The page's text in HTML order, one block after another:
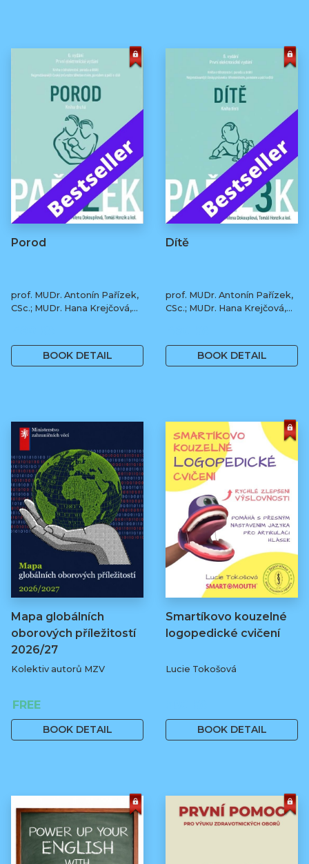
Porod
prof. MUDr. Antonín Pařízek,
CSc.; MUDr. Hana Krejčová,
Tomáš Honzík, Ph.D. a kol.
BOOK DETAIL
Dítě
prof. MUDr. Antonín Pařízek,
CSc.; MUDr. Hana Krejčová,
Tomáš Honzík, Ph.D. a kol.
BOOK DETAIL
Mapa globálních
oborových příležitostí
2026/27
Kolektiv autorů MZV
FREE
BOOK DETAIL
Smartíkovo kouzelné
logopedické cvičení
Lucie Tokošová
BOOK DETAIL